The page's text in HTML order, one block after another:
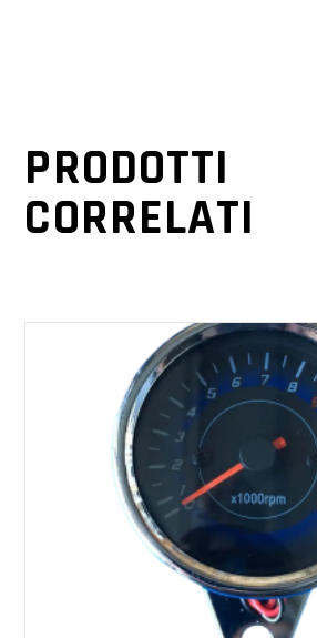
PRODOTTI
CORRELATI
AGGIUNGI AL CARRELLO